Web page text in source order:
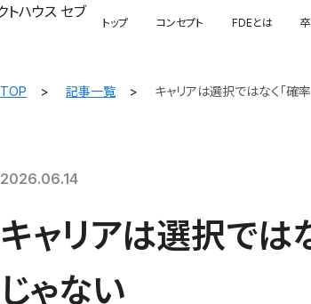
トップ コンセプト FDEとは
TOP 記事一覧 キャリアは選択ではなく「確
2026.06.14
キャリアは選択では
じゃない